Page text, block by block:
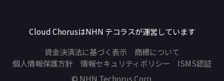
Cloud ChorusはNHN テコラスが運営しています
資金決済法に基づく表示
商標について
個人情報保護方針
情報セキュリティポリシー
ISMS認証
© NHN Techorus Corp.